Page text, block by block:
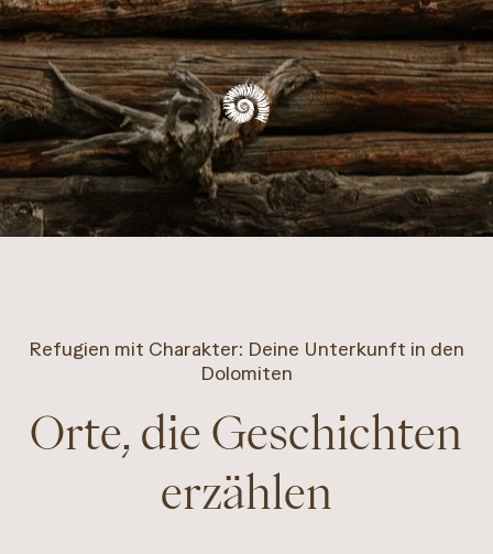
Refugien mit Charakter: Deine Unterkunft in den
Dolomiten
Orte, die Geschichten
erzählen